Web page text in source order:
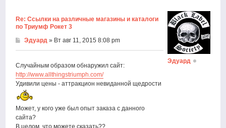
Re: Ссылки на различные магазины и каталоги
по Триумф Рокет 3
Эдуард » Вт авг 11, 2015 8:08 pm
Случайным образом обнаружил сайт:
http://www.allthingstriumph.com/
Удивили цены - аттракцион невиданной щедрости
Может, у кого уже был опыт заказа с данного
сайта?
В целом, что можете сказать??
Эдуард